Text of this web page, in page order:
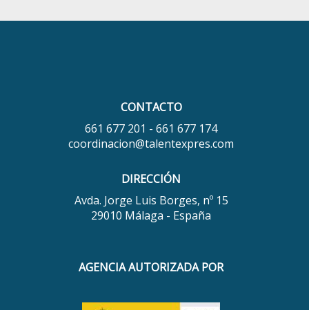
CONTACTO
661 677 201 - 661 677 174
coordinacion@talentexpres.com
DIRECCIÓN
Avda. Jorge Luis Borges, nº 15
29010 Málaga - España
AGENCIA AUTORIZADA POR